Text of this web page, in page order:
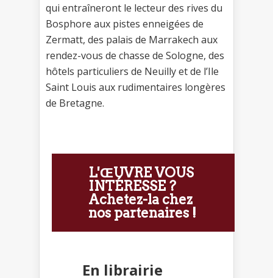
qui entraîneront le lecteur des rives du
Bosphore aux pistes enneigées de
Zermatt, des palais de Marrakech aux
rendez-vous de chasse de Sologne, des
hôtels particuliers de Neuilly et de l’Ile
Saint Louis aux rudimentaires longères
de Bretagne.
L'ŒUVRE VOUS
INTÉRESSE ?
Achetez-la chez
nos partenaires !
En librairie